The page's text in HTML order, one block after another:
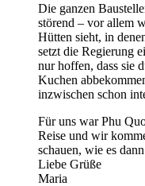
Die ganzen
störend – vor allem
Hütten sieht, in
setzt die Regierung
nur hoffen, dass sie
Kuchen
inzwischen schon
Für uns war Phu
Reise und wir
schauen, wie es
Liebe Grüße
Maria